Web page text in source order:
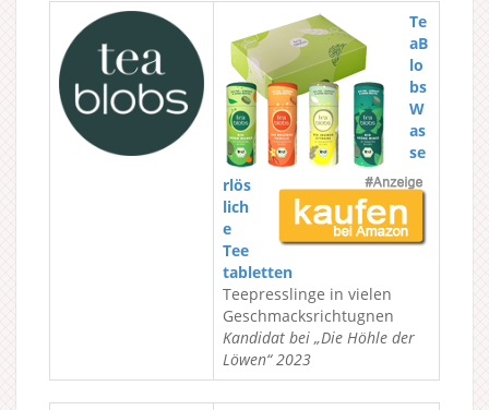
Te
aB
lo
bs
W
as
se
rlös
lich
e
Tee
tabletten
Teepresslinge in vielen
Geschmacksrichtugnen
Kandidat bei „Die Höhle der
Löwen“ 2023